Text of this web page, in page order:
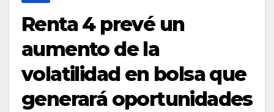
Renta 4 prevé un
aumento de la
volatilidad en bolsa que
generará oportunidades